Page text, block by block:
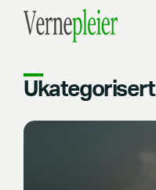
Ukategorisert